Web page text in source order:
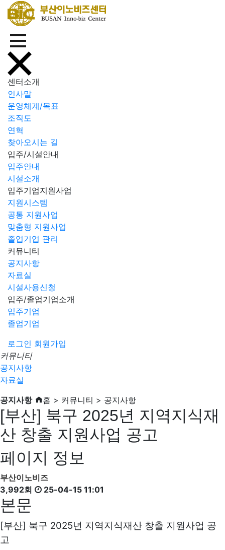
센터소개
인사말
운영체계/목표
조직도
연혁
찾아오시는 길
입주/시설안내
입주안내
시설소개
입주기업지원사업
지원시스템
공통 지원사업
맞춤형 지원사업
졸업기업 관리
커뮤니티
공지사항
자료실
시설사용신청
입주/졸업기업소개
입주기업
졸업기업
로그인 회원가입
커뮤니티
공지사항
자료실
공지사항
홈 > 커뮤니티 > 공지사항
[부산] 북구 2025년 지역지식재
산 창출 지원사업 공고
페이지 정보
부산이노비즈
3,992회
25-04-15 11:01
본문
[부산] 북구 2025년 지역지식재산 창출 지원사업 공
고